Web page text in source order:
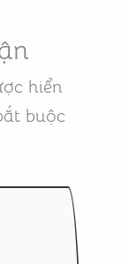
hiển
buộc